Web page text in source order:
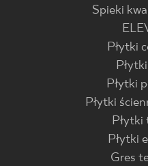
Spieki
Płytki
Płytki
Płytki
Płytki
Płytki
Gres